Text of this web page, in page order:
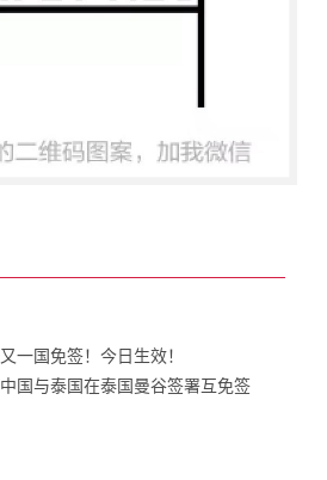
又一国免签！今日生效！
中国与泰国在泰国曼谷签署互免签